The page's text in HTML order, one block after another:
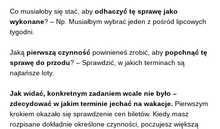
Co musiałoby się stać, aby odhaczyć tę sprawę jako
wykonane? – Np. Musiałbym wybrać jeden z pośród lipcowych
tygodni.
Jaką pierwszą czynność powinieneś zrobić, aby popchnąć tę
sprawę do przodu? – Sprawdzić, w jakich terminach są
najtańsze loty.
Jak widać, konkretnym zadaniem wcale nie było –
zdecydować w jakim terminie jechać na wakacje. Pierwszym
krokiem okazało się sprawdzenie cen biletów. Kiedy masz
rozpisane dokładnie określone czynności, poczujesz większą